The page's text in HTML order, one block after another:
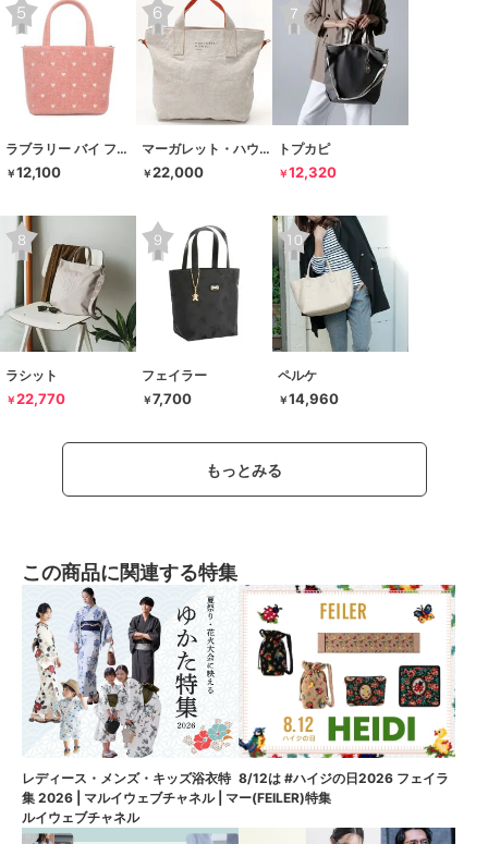
ラブラリー バイ フェイラー
￥12,100
マーガレット・ハウエル アイデア
￥22,000
トプカピ
￥12,320
ラシット
￥22,770
フェイラー
￥7,700
ペルケ
￥14,960
もっとみる
この商品に関連する特集
レディース・メンズ・キッズ浴衣特
集 2026 | マルイウェブチャネル | マ
ルイウェブチャネル
8/12は #ハイジの日2026 フェイラ
ー(FEILER)特集